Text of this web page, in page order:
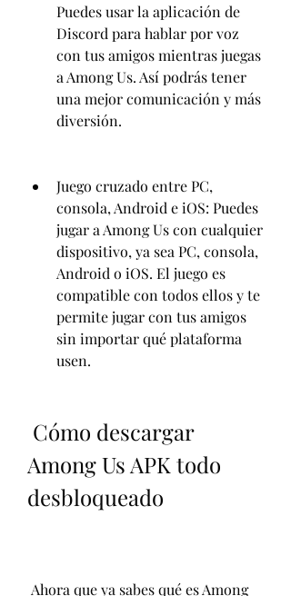
Puedes usar la aplicación de
Discord para hablar por voz
con tus amigos mientras juegas
a Among Us. Así podrás tener
una mejor comunicación y más
diversión.
Juego cruzado entre PC,
consola, Android e iOS: Puedes
jugar a Among Us con cualquier
dispositivo, ya sea PC, consola,
Android o iOS. El juego es
compatible con todos ellos y te
permite jugar con tus amigos
sin importar qué plataforma
usen.
Among Us APK todo
desbloqueado